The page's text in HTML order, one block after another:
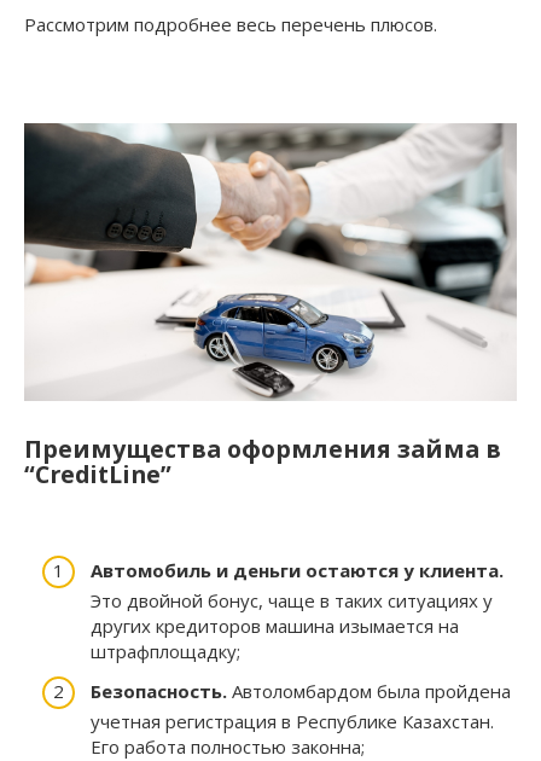
Рассмотрим подробнее весь перечень плюсов.
Преимущества оформления займа в
“CreditLine”
Автомобиль и деньги остаются у клиента.
Это двойной бонус, чаще в таких ситуациях у
других кредиторов машина изымается на
штрафплощадку;
Безопасность. Автоломбардом была пройдена
учетная регистрация в Республике Казахстан.
Его работа полностью законна;